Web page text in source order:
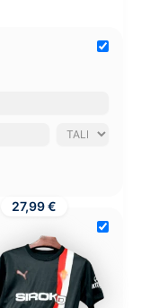
27,99 €